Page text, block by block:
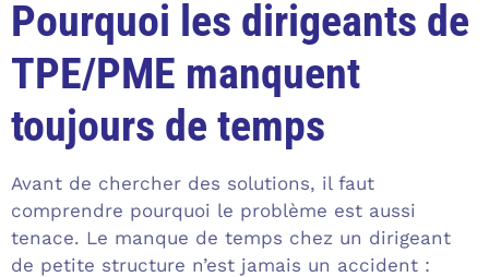
Pourquoi les dirigeants de
TPE/PME manquent
toujours de temps
Avant de chercher des solutions, il faut
comprendre pourquoi le problème est aussi
tenace. Le manque de temps chez un dirigeant
de petite structure n’est jamais un accident :